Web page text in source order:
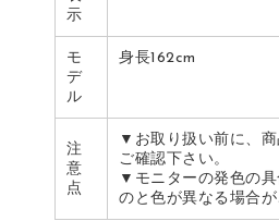
示
モ
デ
ル
身長162cm
注
意
点
▼お取り扱い前に、
ご確認下さい。
▼モニターの発色の
のと色が異なる場合が